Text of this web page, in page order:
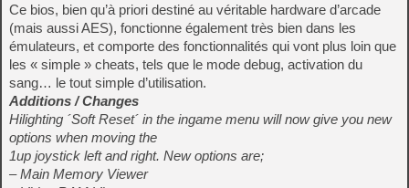
Ce bios, bien qu’à priori destiné au véritable hardware d’arcade
(mais aussi AES), fonctionne également très bien dans les
émulateurs, et comporte des fonctionnalités qui vont plus loin que
les « simple » cheats, tels que le mode debug, activation du
sang… le tout simple d’utilisation.
Additions / Changes
Hilighting ´Soft Reset´ in the ingame menu will now give you new
options when moving the
1up joystick left and right. New options are;
– Main Memory Viewer